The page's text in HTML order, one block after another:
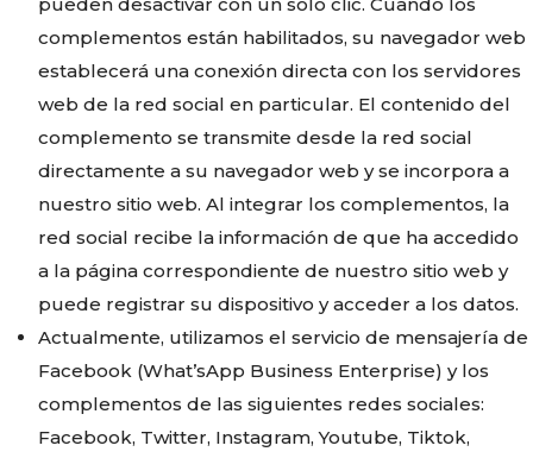
complementos están habilitados, su navegador web
establecerá una conexión directa con los servidores
web de la red social en particular. El contenido del
complemento se transmite desde la red social
directamente a su navegador web y se incorpora a
nuestro sitio web. Al integrar los complementos, la
red social recibe la información de que ha accedido
a la página correspondiente de nuestro sitio web y
puede registrar su dispositivo y acceder a los datos.
Actualmente, utilizamos el servicio de mensajería de
Facebook (What’sApp Business Enterprise) y los
complementos de las siguientes redes sociales:
Facebook, Twitter, Instagram, Youtube, Tiktok,